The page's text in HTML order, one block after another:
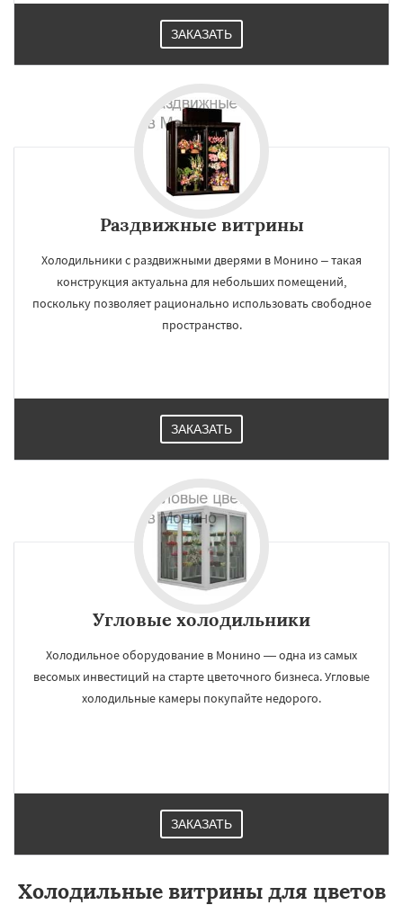
ЗАКАЗАТЬ
Раздвижные витрины
Холодильники с раздвижными дверями в Монино – такая
конструкция актуальна для небольших помещений,
поскольку позволяет рационально использовать свободное
пространство.
ЗАКАЗАТЬ
Угловые холодильники
Холодильное оборудование в Монино ― одна из самых
весомых инвестиций на старте цветочного бизнеса. Угловые
холодильные камеры покупайте недорого.
ЗАКАЗАТЬ
Холодильные витрины для цветов